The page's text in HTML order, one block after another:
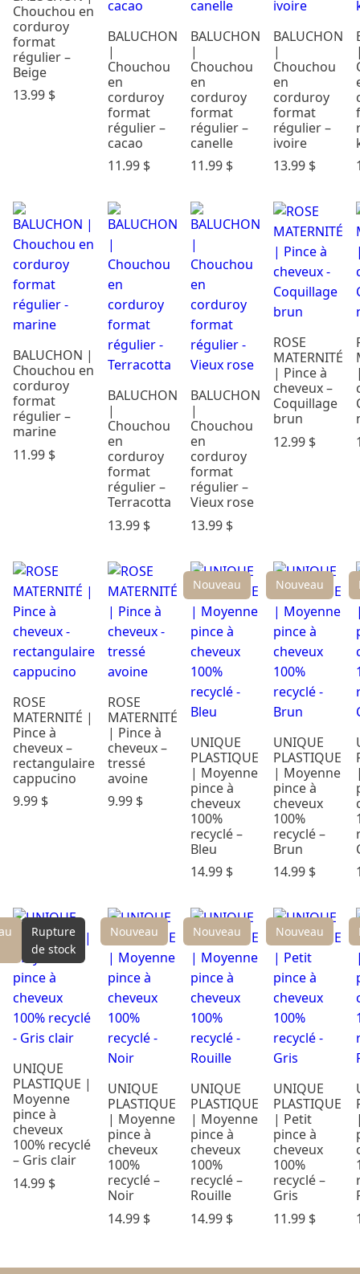
Maternité
Mode
enfants
Parents &
maison
Chouchou en
corduroy
format
régulier –
Beige
13.99 $
BALUCHON
|
Chouchou
en
corduroy
format
régulier –
cacao
11.99 $
BALUCHON
|
Chouchou
en
corduroy
format
régulier –
canelle
11.99 $
BALUCHON
|
Chouchou
en
corduroy
format
régulier –
ivoire
13.99 $
BALUCHON |
Chouchou en
corduroy
format
régulier –
marine
11.99 $
BALUCHON
|
Chouchou
en
corduroy
format
régulier –
Terracotta
13.99 $
BALUCHON
|
Chouchou
en
corduroy
format
régulier –
Vieux rose
13.99 $
ROSE
MATERNITÉ
| Pince à
cheveux –
Coquillage
brun
12.99 $
ROSE
MATERNITÉ |
Pince à
cheveux –
rectangulaire
cappucino
9.99 $
ROSE
MATERNITÉ
| Pince à
cheveux –
tressé
avoine
9.99 $
Nouveau
UNIQUE
PLASTIQUE
| Moyenne
pince à
cheveux
100%
recyclé –
Bleu
14.99 $
Nouveau
UNIQUE
PLASTIQUE
| Moyenne
pince à
cheveux
100%
recyclé –
Brun
14.99 $
Rupture
de stock
UNIQUE
PLASTIQUE |
Moyenne
pince à
cheveux
100% recyclé
– Gris clair
14.99 $
Nouveau
UNIQUE
PLASTIQUE
| Moyenne
pince à
cheveux
100%
recyclé –
Noir
14.99 $
Nouveau
UNIQUE
PLASTIQUE
| Moyenne
pince à
cheveux
100%
recyclé –
Rouille
14.99 $
Nouveau
UNIQUE
PLASTIQUE
| Petit
pince à
cheveux
100%
recyclé –
Gris
11.99 $